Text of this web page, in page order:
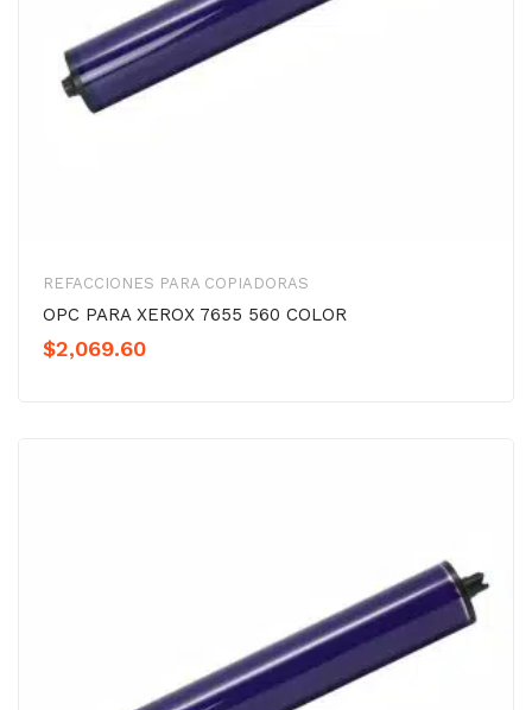
REFACCIONES PARA COPIADORAS
OPC PARA XEROX 7655 560 COLOR
$2,069.60